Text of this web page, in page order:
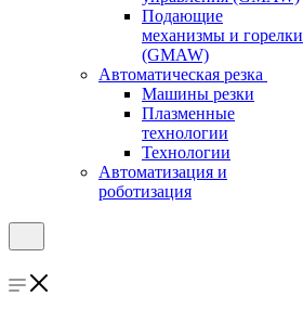
Подающие
механизмы и горелки
(GMAW)
Автоматическая резка
Машины резки
Плазменные
технологии
Технологии
Автоматизация и
роботизация